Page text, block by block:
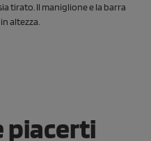
tirato. Il maniglione e la barra
altezza.
piacerti